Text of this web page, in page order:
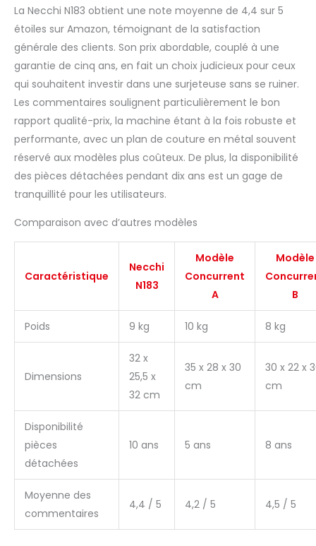
La Necchi N183 obtient une note moyenne de 4,4 sur 5
étoiles sur Amazon, témoignant de la satisfaction
générale des clients. Son prix abordable, couplé à une
garantie de cinq ans, en fait un choix judicieux pour ceux
qui souhaitent investir dans une surjeteuse sans se ruiner.
Les commentaires soulignent particulièrement le bon
rapport qualité-prix, la machine étant à la fois robuste et
performante, avec un plan de couture en métal souvent
réservé aux modèles plus coûteux. De plus, la disponibilité
des pièces détachées pendant dix ans est un gage de
tranquillité pour les utilisateurs.
Comparaison avec d’autres modèles
Caractéristique
Necchi
N183
Modèle
Concurrent
A
Modèle
B
Poids 9 kg 10 kg 8 kg
Dimensions
32 x
25,5 x
32 cm
35 x 28 x 30
cm
30 x 22 x
cm
Disponibilité
pièces
détachées
10 ans 5 ans 8 ans
Moyenne des
commentaires
4,4 / 5 4,2 / 5 4,5 / 5